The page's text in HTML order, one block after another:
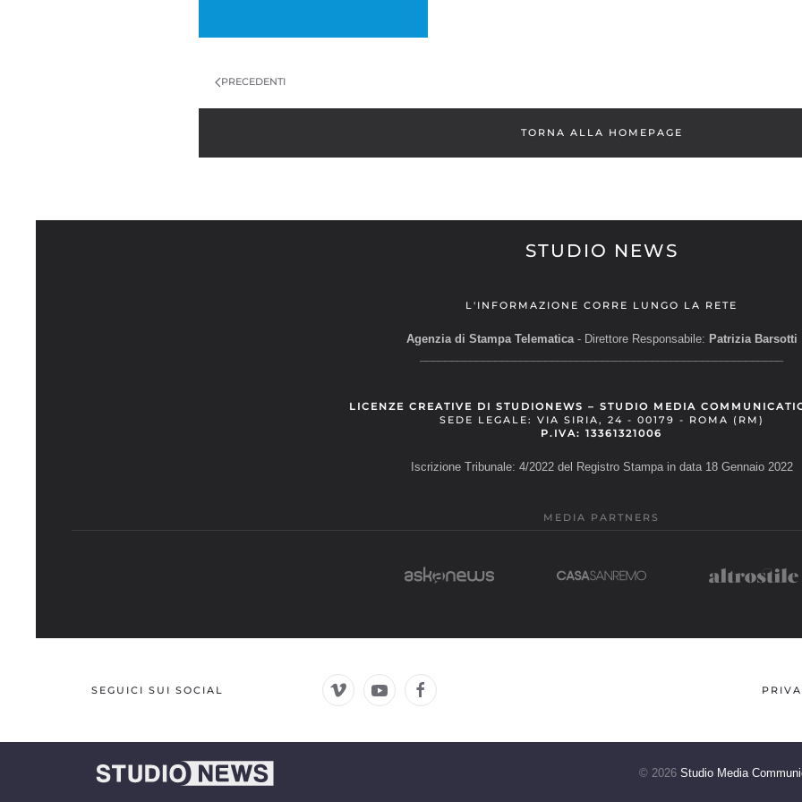
PRECEDENTI
TORNA ALLA HOMEPAGE
STUDIO NEWS
L'INFORMAZIONE CORRE LUNGO LA RETE
Agenzia di Stampa Telematica- Direttore Responsabile: Patrizia Barsotti
LICENZE CREATIVE DI STUDIONEWS – STUDIO MEDIA
SEDE LEGALE: VIA SIRIA, 24 - 00179 - ROMA (RM)
P.IVA: 13361321006
Iscrizione Tribunale: 4/2022 del Registro Stampa in data 18 Gennaio 2022
MEDIA PARTNERS
SEGUICI SUI SOCIAL
© 2026 Studio Media